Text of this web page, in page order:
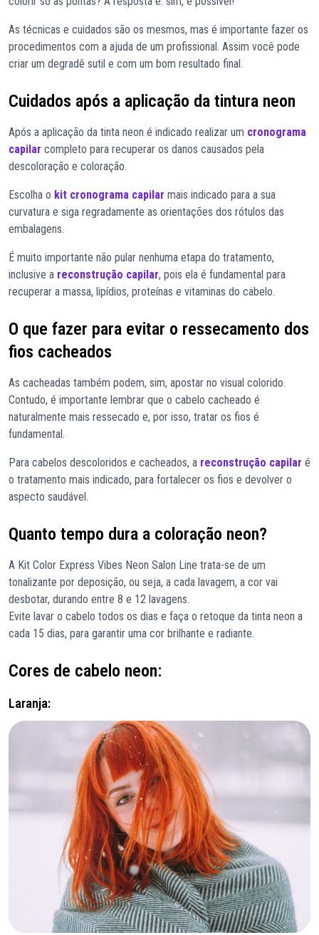
As técnicas e cuidados são os mesmos, mas é importante fazer os
procedimentos com a ajuda de um profissional. Assim você pode
criar um degradê sutil e com um bom resultado final.
Cuidados após a aplicação da tintura neon
Após a aplicação da tinta neon é indicado realizar um cronograma
capilar completo para recuperar os danos causados pela
descoloração e coloração.
Escolha o kit cronograma capilar mais indicado para a sua
curvatura e siga regradamente as orientações dos rótulos das
embalagens.
É muito importante não pular nenhuma etapa do tratamento,
inclusive a reconstrução capilar, pois ela é fundamental para
recuperar a massa, lipídios, proteínas e vitaminas do cabelo.
O que fazer para evitar o ressecamento dos
fios cacheados
As cacheadas também podem, sim, apostar no visual colorido.
Contudo, é importante lembrar que o cabelo cacheado é
naturalmente mais ressecado e, por isso, tratar os fios é
fundamental.
Para cabelos descoloridos e cacheados, a reconstrução capilar é
o tratamento mais indicado, para fortalecer os fios e devolver o
aspecto saudável.
Quanto tempo dura a coloração neon?
A Kit Color Express Vibes Neon Salon Line trata-se de um
tonalizante por deposição, ou seja, a cada lavagem, a cor vai
desbotar, durando entre 8 e 12 lavagens.
Evite lavar o cabelo todos os dias e faça o retoque da tinta neon a
cada 15 dias, para garantir uma cor brilhante e radiante.
Cores de cabelo neon:
Laranja: